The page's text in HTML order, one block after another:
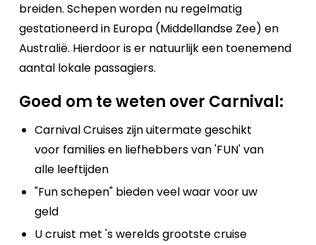
breiden. Schepen worden nu regelmatig
gestationeerd in Europa (Middellandse Zee) en
Australië. Hierdoor is er natuurlijk een toenemend
aantal lokale passagiers.
Goed om te weten over Carnival:
Carnival Cruises zijn uitermate geschikt
voor families en liefhebbers van 'FUN' van
alle leeftijden
"Fun schepen" bieden veel waar voor uw
geld
U cruist met 's werelds grootste cruise